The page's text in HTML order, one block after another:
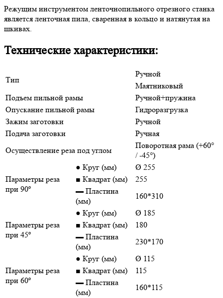
Режущим инструментом ленточнопильного отрезного станка
является ленточная пила, сваренная в кольцо и натянутая на
шкивах.
Технические характеристики:
Тип
Ручной
Маятниковый
Подъем пильной рамы
Ручной+пружина
Опускание пильной рамы
Гидроразгрузка
Зажим заготовки
Ручной
Подача заготовки
Ручная
Осуществление реза под углом
Поворотная рама (+60°
/ -45°)
Параметры реза
при 90º
● Круг (мм)
Ø 255
■ Квадрат (мм)
255
▬ Пластина
(мм)
160*310
Параметры реза
при 45º
● Круг (мм)
Ø 185
■ Квадрат (мм)
180
▬ Пластина
(мм)
230*170
Параметры реза
при 60º
● Круг (мм)
Ø 115
■ Квадрат (мм)
115
▬ Пластина
(мм)
160*115